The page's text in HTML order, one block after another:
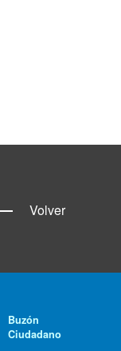
Volver
Buzón
Ciudadano